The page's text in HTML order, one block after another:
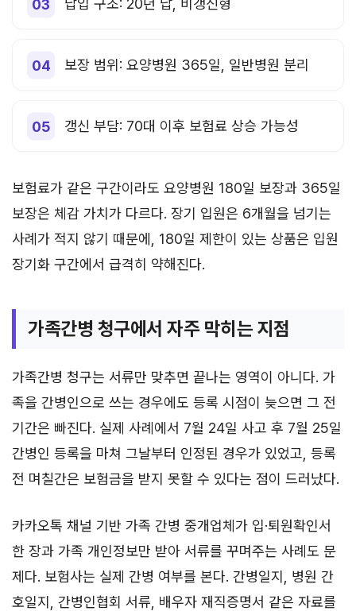
납입 구조: 20년 납, 비갱신형
보장 범위: 요양병원 365일, 일반병원 분리
갱신 부담: 70대 이후 보험료 상승 가능성
보험료가 같은 구간이라도 요양병원 180일 보장과 365일
보장은 체감 가치가 다르다. 장기 입원은 6개월을 넘기는
사례가 적지 않기 때문에, 180일 제한이 있는 상품은 입원
장기화 구간에서 급격히 약해진다.
가족간병 청구에서 자주 막히는 지점
가족간병 청구는 서류만 맞추면 끝나는 영역이 아니다. 가
족을 간병인으로 쓰는 경우에도 등록 시점이 늦으면 그 전
기간은 빠진다. 실제 사례에서 7월 24일 사고 후 7월 25일
간병인 등록을 마쳐 그날부터 인정된 경우가 있었고, 등록
전 며칠간은 보험금을 받지 못할 수 있다는 점이 드러났다.
카카오톡 채널 기반 가족 간병 중개업체가 입·퇴원확인서
한 장과 가족 개인정보만 받아 서류를 꾸며주는 사례도 문
제다. 보험사는 실제 간병 여부를 본다. 간병일지, 병원 간
호일지, 간병인협회 서류, 배우자 재직증명서 같은 자료를